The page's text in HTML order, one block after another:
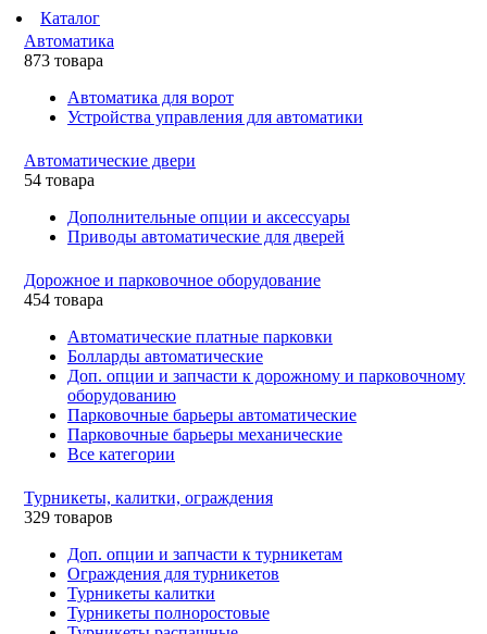
Каталог
Автоматика
873 товара
Автоматика для ворот
Устройства управления для автоматики
Автоматические двери
54 товара
Дополнительные опции и аксессуары
Приводы автоматические для дверей
Дорожное и парковочное оборудование
454 товара
Автоматические платные парковки
Болларды автоматические
Доп. опции и запчасти к дорожному и парковочному
оборудованию
Парковочные барьеры автоматические
Парковочные барьеры механические
Все категории
Турникеты, калитки, ограждения
329 товаров
Доп. опции и запчасти к турникетам
Ограждения для турникетов
Турникеты калитки
Турникеты полноростовые